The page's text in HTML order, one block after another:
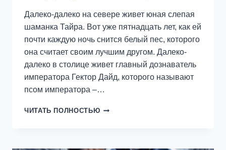
Далеко-далеко на севере живет юная слепая
шаманка Тайра. Вот уже пятнадцать лет, как ей
почти каждую ночь снится белый пес, которого
она считает своим лучшим другом. Далеко-
далеко в столице живет главный дознаватель
императора Гектор Дайд, которого называют
псом императора –…
ЧИТАТЬ ПОЛНОСТЬЮ СЛЕД